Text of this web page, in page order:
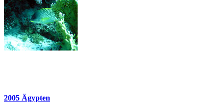
26 Bilder
2005 Ägypten